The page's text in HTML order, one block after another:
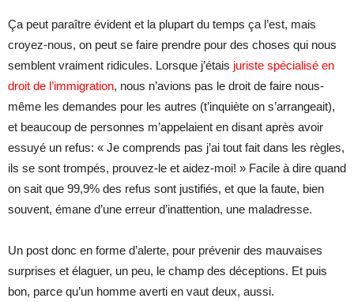
Ça peut paraître évident et la plupart du temps ça l’est, mais
croyez-nous, on peut se faire prendre pour des choses qui nous
semblent vraiment ridicules. Lorsque j’étais juriste spécialisé en
droit de l’immigration, nous n’avions pas le droit de faire nous-
même les demandes pour les autres (t’inquiète on s’arrangeait),
et beaucoup de personnes m’appelaient en disant après avoir
essuyé un refus: « Je comprends pas j’ai tout fait dans les règles,
ils se sont trompés, prouvez-le et aidez-moi! » Facile à dire quand
on sait que 99,9% des refus sont justifiés, et que la faute, bien
souvent, émane d’une erreur d’inattention, une maladresse.
Un post donc en forme d’alerte, pour prévenir des mauvaises
surprises et élaguer, un peu, le champ des déceptions. Et puis
bon, parce qu’un homme averti en vaut deux, aussi.